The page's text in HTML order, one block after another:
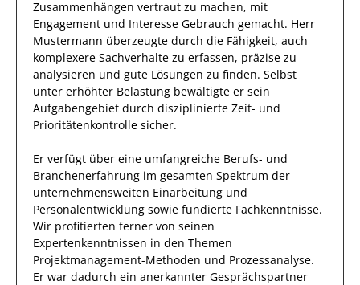
Zusammenhängen vertraut zu machen, mit
Engagement und Interesse Gebrauch gemacht. Herr
Mustermann überzeugte durch die Fähigkeit, auch
komplexere Sachverhalte zu erfassen, präzise zu
analysieren und gute Lösungen zu finden. Selbst
unter erhöhter Belastung bewältigte er sein
Aufgabengebiet durch disziplinierte Zeit- und
Prioritätenkontrolle sicher.
Er verfügt über eine umfangreiche Berufs- und
Branchenerfahrung im gesamten Spektrum der
unternehmensweiten Einarbeitung und
Personalentwicklung sowie fundierte Fachkenntnisse.
Wir profitierten ferner von seinen
Expertenkenntnissen in den Themen
Projektmanagement-Methoden und Prozessanalyse.
Er war dadurch ein anerkannter Gesprächspartner